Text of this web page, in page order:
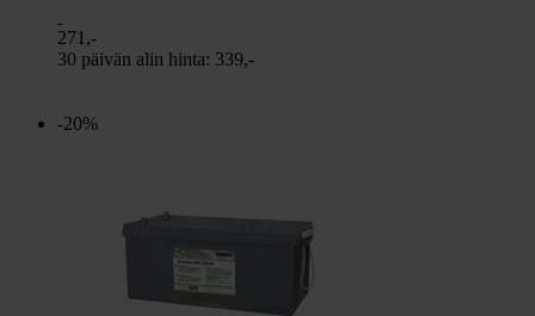
271,-
30 päivän alin hinta: 339,-
-20%